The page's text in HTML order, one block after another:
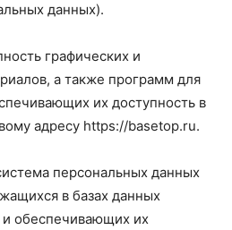
данных).
графических и
а также программ для
их доступность в
адресу https://basetop.ru.
персональных данных
в базах данных
обеспечивающих их